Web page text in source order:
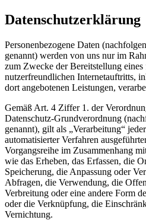
Datenschutzerklärung
Personenbezogene Daten
genannt) werden von uns nur im
zum Zwecke der Bereitstellung
nutzerfreundlichen Internetauftritts,
dort angebotenen Leistungen,
Gemäß Art. 4 Ziffer 1. der
Datenschutz-Grundverordnung
genannt), gilt als „Verarbeitung“
automatisierter Verfahren
Vorgangsreihe im Zusammenhang
wie das Erheben, das Erfassen, die
Speicherung, die Anpassung oder
Abfragen, die Verwendung, die
Verbreitung oder eine andere Form
oder die Verknüpfung, die
Vernichtung.